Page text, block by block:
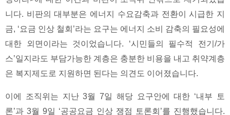
니다. 비판의 대부분은 에너지 수요감축과 전환이 시급한 지
금, ‘요금 인상 철회’라는 요구는 에너지 소비 감축의 필요성에
대한 외면이라는 것이었습니다. ‘시민들의 필수적 전기/가
스’일지라도 부담가능한 계층은 충분한 비용을 내고 취약계층
은 복지제도로 지원하면 된다는 의견도 이어졌습니다.
이에 조직위는 지난 3월 7일 해당 요구안에 대한 ‘내부 토
론’과 3월 9일 ‘공공요금 인상 쟁점 토론회’를 진행했습니다.